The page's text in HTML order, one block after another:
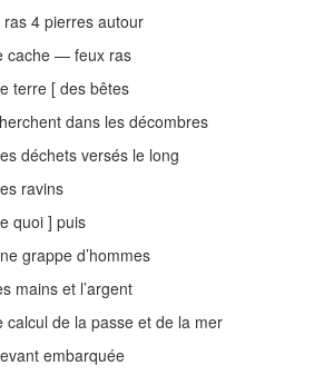
ras 4 pierres autour
cache — feux ras
terre [ des bêtes
dans les décombres
déchets versés le long
ravins
quoi ] puis
grappe d’hommes
mains et l’argent
calcul de la passe et de la mer
embarquée